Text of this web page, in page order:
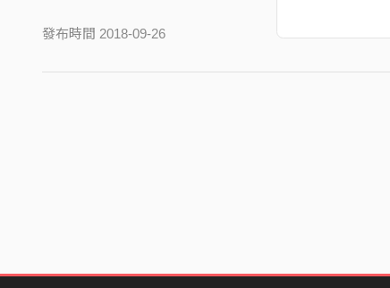
發布時間 2018-09-26